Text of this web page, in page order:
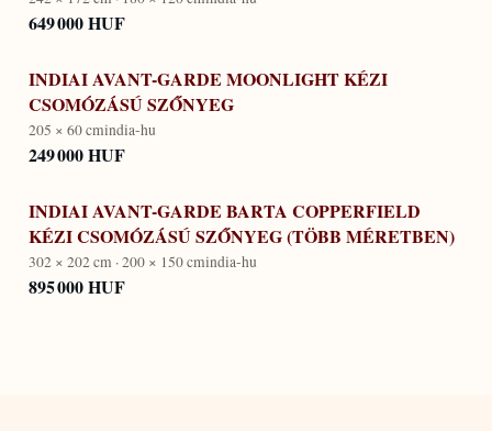
649 000 HUF
INDIAI AVANT-GARDE MOONLIGHT KÉZI
CSOMÓZÁSÚ SZŐNYEG
205 × 60 cmindia-hu
249 000 HUF
INDIAI AVANT-GARDE BARTA COPPERFIELD
KÉZI CSOMÓZÁSÚ SZŐNYEG (TÖBB MÉRETBEN)
302 × 202 cm · 200 × 150 cmindia-hu
895 000 HUF